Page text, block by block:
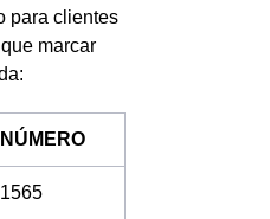
para clientes
marcar
NÚMERO
1565